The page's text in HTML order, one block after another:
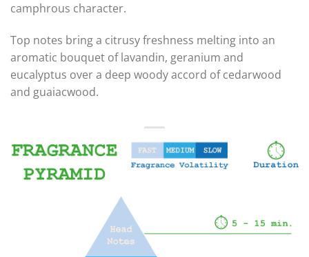
camphrous character.
Top notes bring a citrusy freshness melting into an
aromatic bouquet of lavandin, geranium and
eucalyptus over a deep woody accord of cedarwood
and guaiacwood.